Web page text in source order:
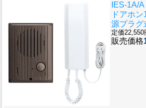
IES-1A/
ドアホ
源プラグ
定価22,550
販売価格